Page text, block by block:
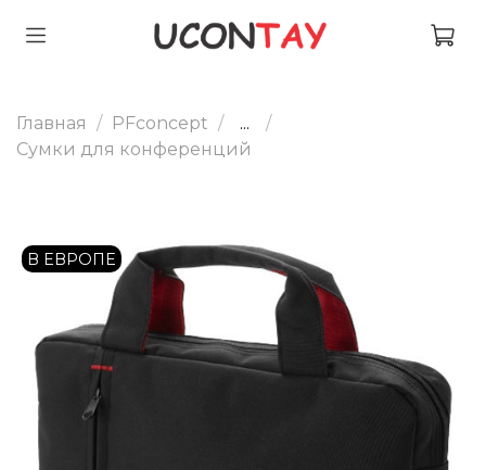
Главная PFconcept
...
Сумки для конференций
В ЕВРОПЕ